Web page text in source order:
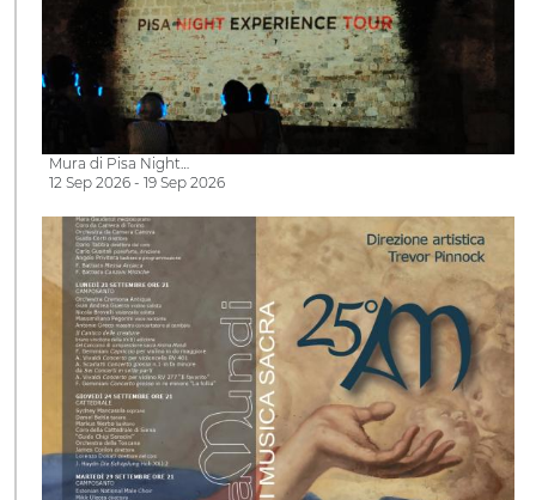
Mura di Pisa Night…
12 Sep 2026 - 19 Sep 2026